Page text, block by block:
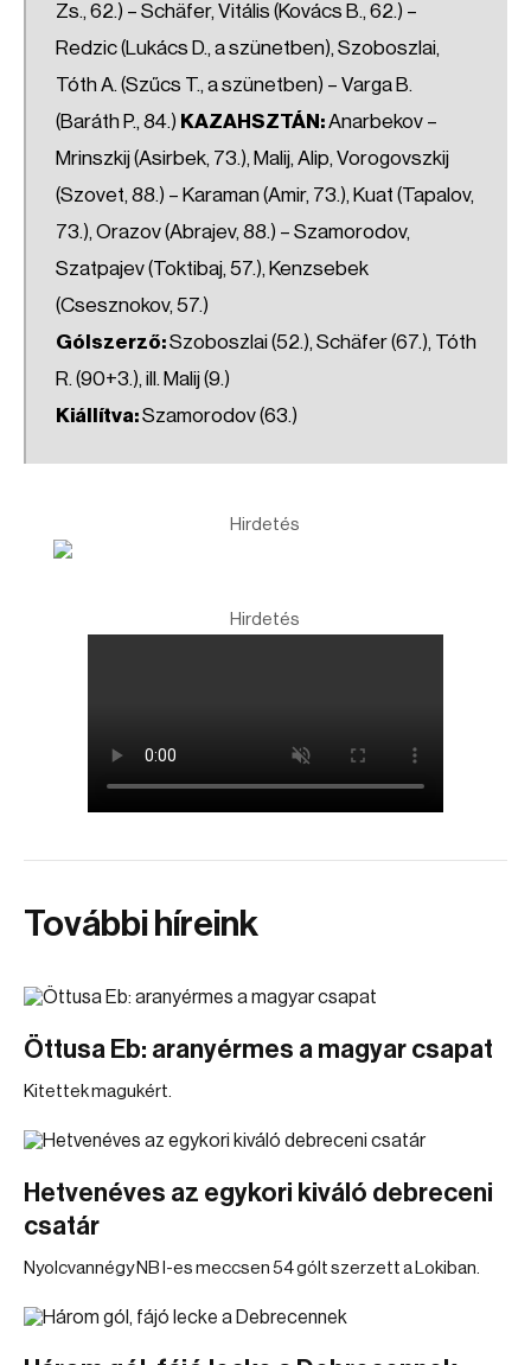
Zs., 62.) – Schäfer, Vitális (Kovács B., 62.) –
Redzic (Lukács D., a szünetben), Szoboszlai,
Tóth A. (Szűcs T., a szünetben) – Varga B.
(Baráth P., 84.) KAZAHSZTÁN:Anarbekov –
Mrinszkij (Asirbek, 73.), Malij, Alip, Vorogovszkij
(Szovet, 88.) – Karaman (Amir, 73.), Kuat (Tapalov,
73.), Orazov (Abrajev, 88.) – Szamorodov,
Szatpajev (Toktibaj, 57.), Kenzsebek
(Csesznokov, 57.)
Gólszerző:Szoboszlai (52.), Schäfer (67.), Tóth
R. (90+3.), ill. Malij (9.)
Kiállítva:Szamorodov (63.)
Hirdetés
Hirdetés
További híreink
Öttusa Eb: aranyérmes a magyar csapat
Kitettek magukért.
Hetvenéves az egykori kiváló debreceni
csatár
Nyolcvannégy NB I-es meccsen 54 gólt szerzett a Lokiban.